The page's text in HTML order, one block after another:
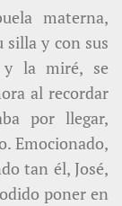
materna,
silla y con sus
y la miré, se
al recordar
por llegar,
Emocionado,
tan él, José,
poner en